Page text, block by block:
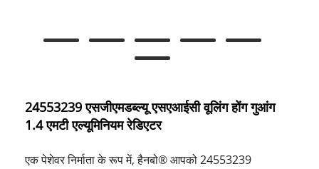
24553239 एसजीएमडब्ल्यू एसएआईसी वूलिंग होंग गुआंग
1.4 एमटी एल्यूमिनियम रेडिएटर
एक पेशेवर निर्माता के रूप में, हैनबो® आपको 24553239